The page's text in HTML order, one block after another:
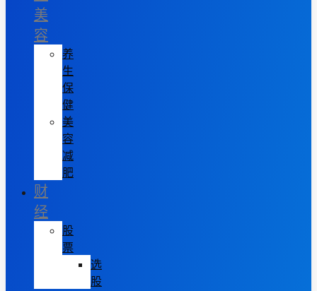
美
容
养
生
保
健
美
容
减
肥
财
经
股
票
选
股